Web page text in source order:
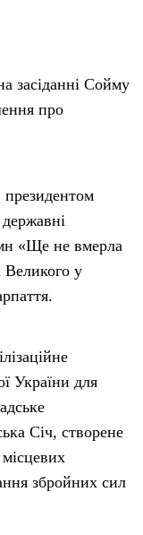
засіданні Сойму
про
«Ще не вмерла
Великого у
України для
Січ, створене
збройних сил